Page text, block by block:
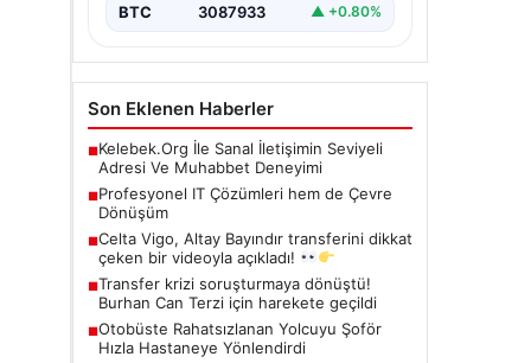
BTC 3087933 ▲ +0.80%
Son Eklenen Haberler
■Kelebek.Org İle Sanal İletişimin Seviyeli
Adresi Ve Muhabbet Deneyimi
■Profesyonel IT Çözümleri hem de Çevre
Dönüşüm
■Celta Vigo, Altay Bayındır transferini dikkat
çeken bir videoyla açıkladı!
■Transfer krizi soruşturmaya dönüştü!
Burhan Can Terzi için harekete geçildi
■Otobüste Rahatsızlanan Yolcuyu Şoför
Hızla Hastaneye Yönlendirdi